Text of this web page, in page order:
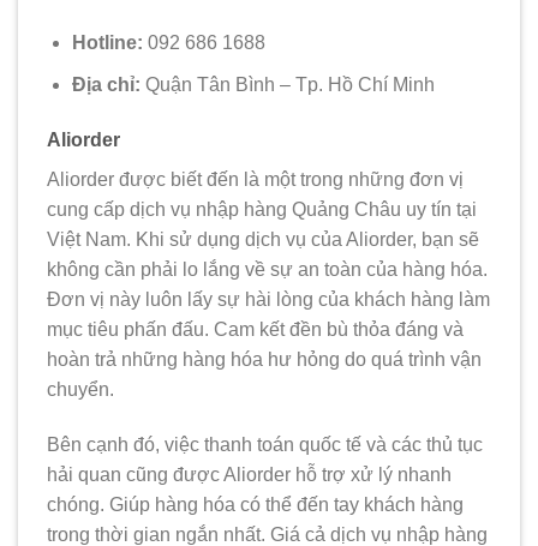
Hotline: 092 686 1688
Địa chỉ: Quận Tân Bình – Tp. Hồ Chí Minh
Aliorder
Aliorder được biết đến là một trong những đơn vị
cung cấp dịch vụ nhập hàng Quảng Châu uy tín tại
Việt Nam. Khi sử dụng dịch vụ của Aliorder, bạn sẽ
không cần phải lo lắng về sự an toàn của hàng hóa.
Đơn vị này luôn lấy sự hài lòng của khách hàng làm
mục tiêu phấn đấu. Cam kết đền bù thỏa đáng và
hoàn trả những hàng hóa hư hỏng do quá trình vận
chuyển.
Bên cạnh đó, việc thanh toán quốc tế và các thủ tục
hải quan cũng được Aliorder hỗ trợ xử lý nhanh
chóng. Giúp hàng hóa có thể đến tay khách hàng
trong thời gian ngắn nhất. Giá cả dịch vụ nhập hàng